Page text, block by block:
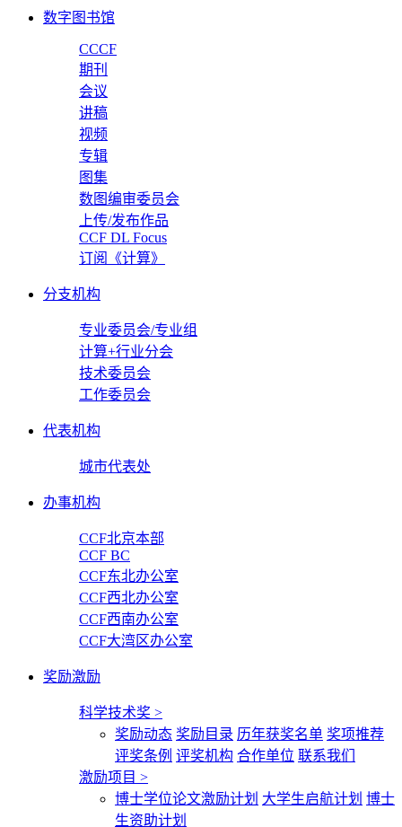
数字图书馆
CCCF
期刊
会议
讲稿
视频
专辑
图集
数图编审委员会
上传/发布作品
CCF DL Focus
订阅《计算》
分支机构
专业委员会/专业组
计算+行业分会
技术委员会
工作委员会
代表机构
城市代表处
办事机构
CCF北京本部
CCF BC
CCF东北办公室
CCF西北办公室
CCF西南办公室
CCF大湾区办公室
奖励激励
科学技术奖 >
奖励动态 奖励目录 历年获奖名单 奖项推荐
评奖条例 评奖机构 合作单位 联系我们
激励项目 >
博士学位论文激励计划 大学生启航计划 博士
生资助计划